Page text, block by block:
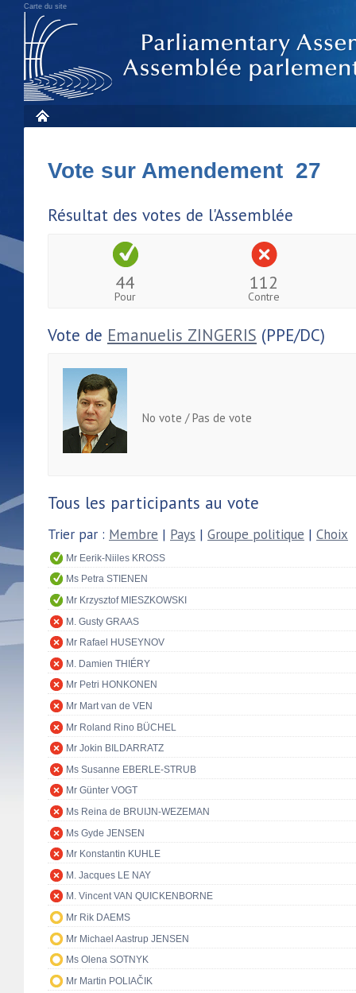
Carte du site
Vote sur Amendement 27
Résultat des votes de l'Assemblée
44
Pour
112
Contre
Vote de Emanuelis ZINGERIS (PPE/DC)
No vote / Pas de vote
Tous les participants au vote
Trier par : Membre | Pays | Groupe politique | Choix
Mr Eerik-Niiles KROSS
Ms Petra STIENEN
Mr Krzysztof MIESZKOWSKI
M. Gusty GRAAS
Mr Rafael HUSEYNOV
M. Damien THIÉRY
Mr Petri HONKONEN
Mr Mart van de VEN
Mr Roland Rino BÜCHEL
Mr Jokin BILDARRATZ
Ms Susanne EBERLE-STRUB
Mr Günter VOGT
Ms Reina de BRUIJN-WEZEMAN
Ms Gyde JENSEN
Mr Konstantin KUHLE
M. Jacques LE NAY
M. Vincent VAN QUICKENBORNE
Mr Rik DAEMS
Mr Michael Aastrup JENSEN
Ms Olena SOTNYK
Mr Martin POLIAČIK